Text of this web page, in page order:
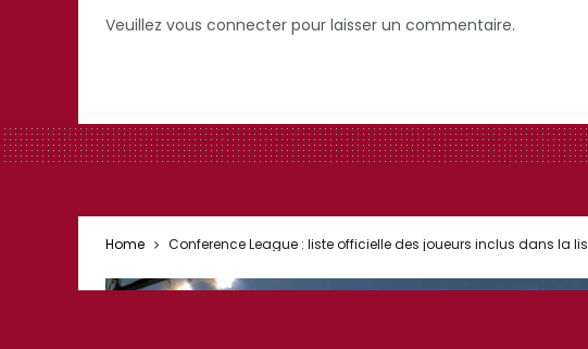
Veuillez vous connecter pour laisser un commentaire.
Home Conference League : liste officielle des joueurs inclus dans la